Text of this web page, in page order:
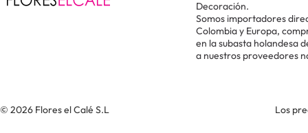
Decoración.
Somos importadores
Colombia y Europa,
en la subasta holandesa
a nuestros proveedores
© 2026 Flores el Calé S.L Los